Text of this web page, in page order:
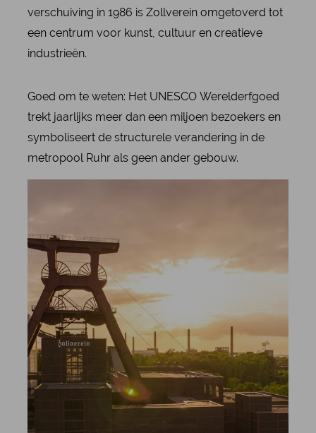
verschuiving in 1986 is Zollverein omgetoverd tot
een centrum voor kunst, cultuur en creatieve
industrieën.
Goed om te weten: Het UNESCO Werelderfgoed
trekt jaarlijks meer dan een miljoen bezoekers en
symboliseert de structurele verandering in de
metropool Ruhr als geen ander gebouw.